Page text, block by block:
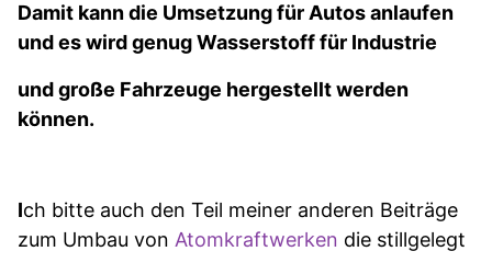
Damit kann die Umsetzung für Autos anlaufen
und es wird genug Wasserstoff für Industrie
und große Fahrzeuge hergestellt werden
können.
Ich bitte auch den Teil meiner anderen Beiträge
zum Umbau von Atomkraftwerken die stillgelegt